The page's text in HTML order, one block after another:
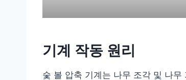
기계 작동 원리
숯 볼 압축 기계는 나무 조각 및 나